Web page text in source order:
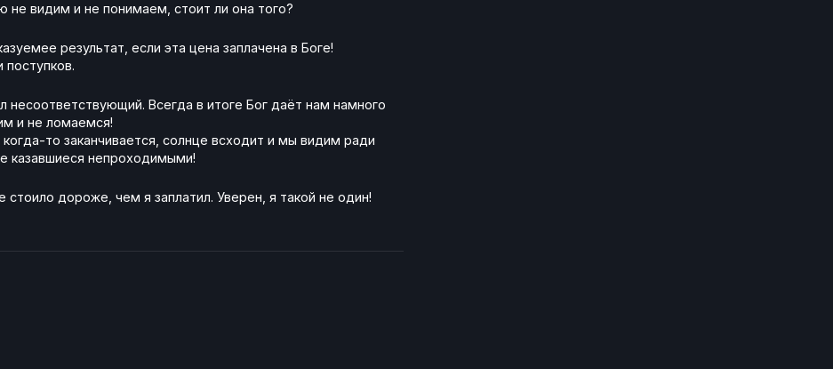
не видим и не понимаем, стоит ли она того?
результат, если эта цена заплачена в Боге!
несоответствующий. Всегда в итоге Бог даёт нам намного
и не ломаемся!
то заканчивается, солнце всходит и мы видим ради
казавшиеся непроходимыми!
дороже, чем я заплатил. Уверен, я такой не один!